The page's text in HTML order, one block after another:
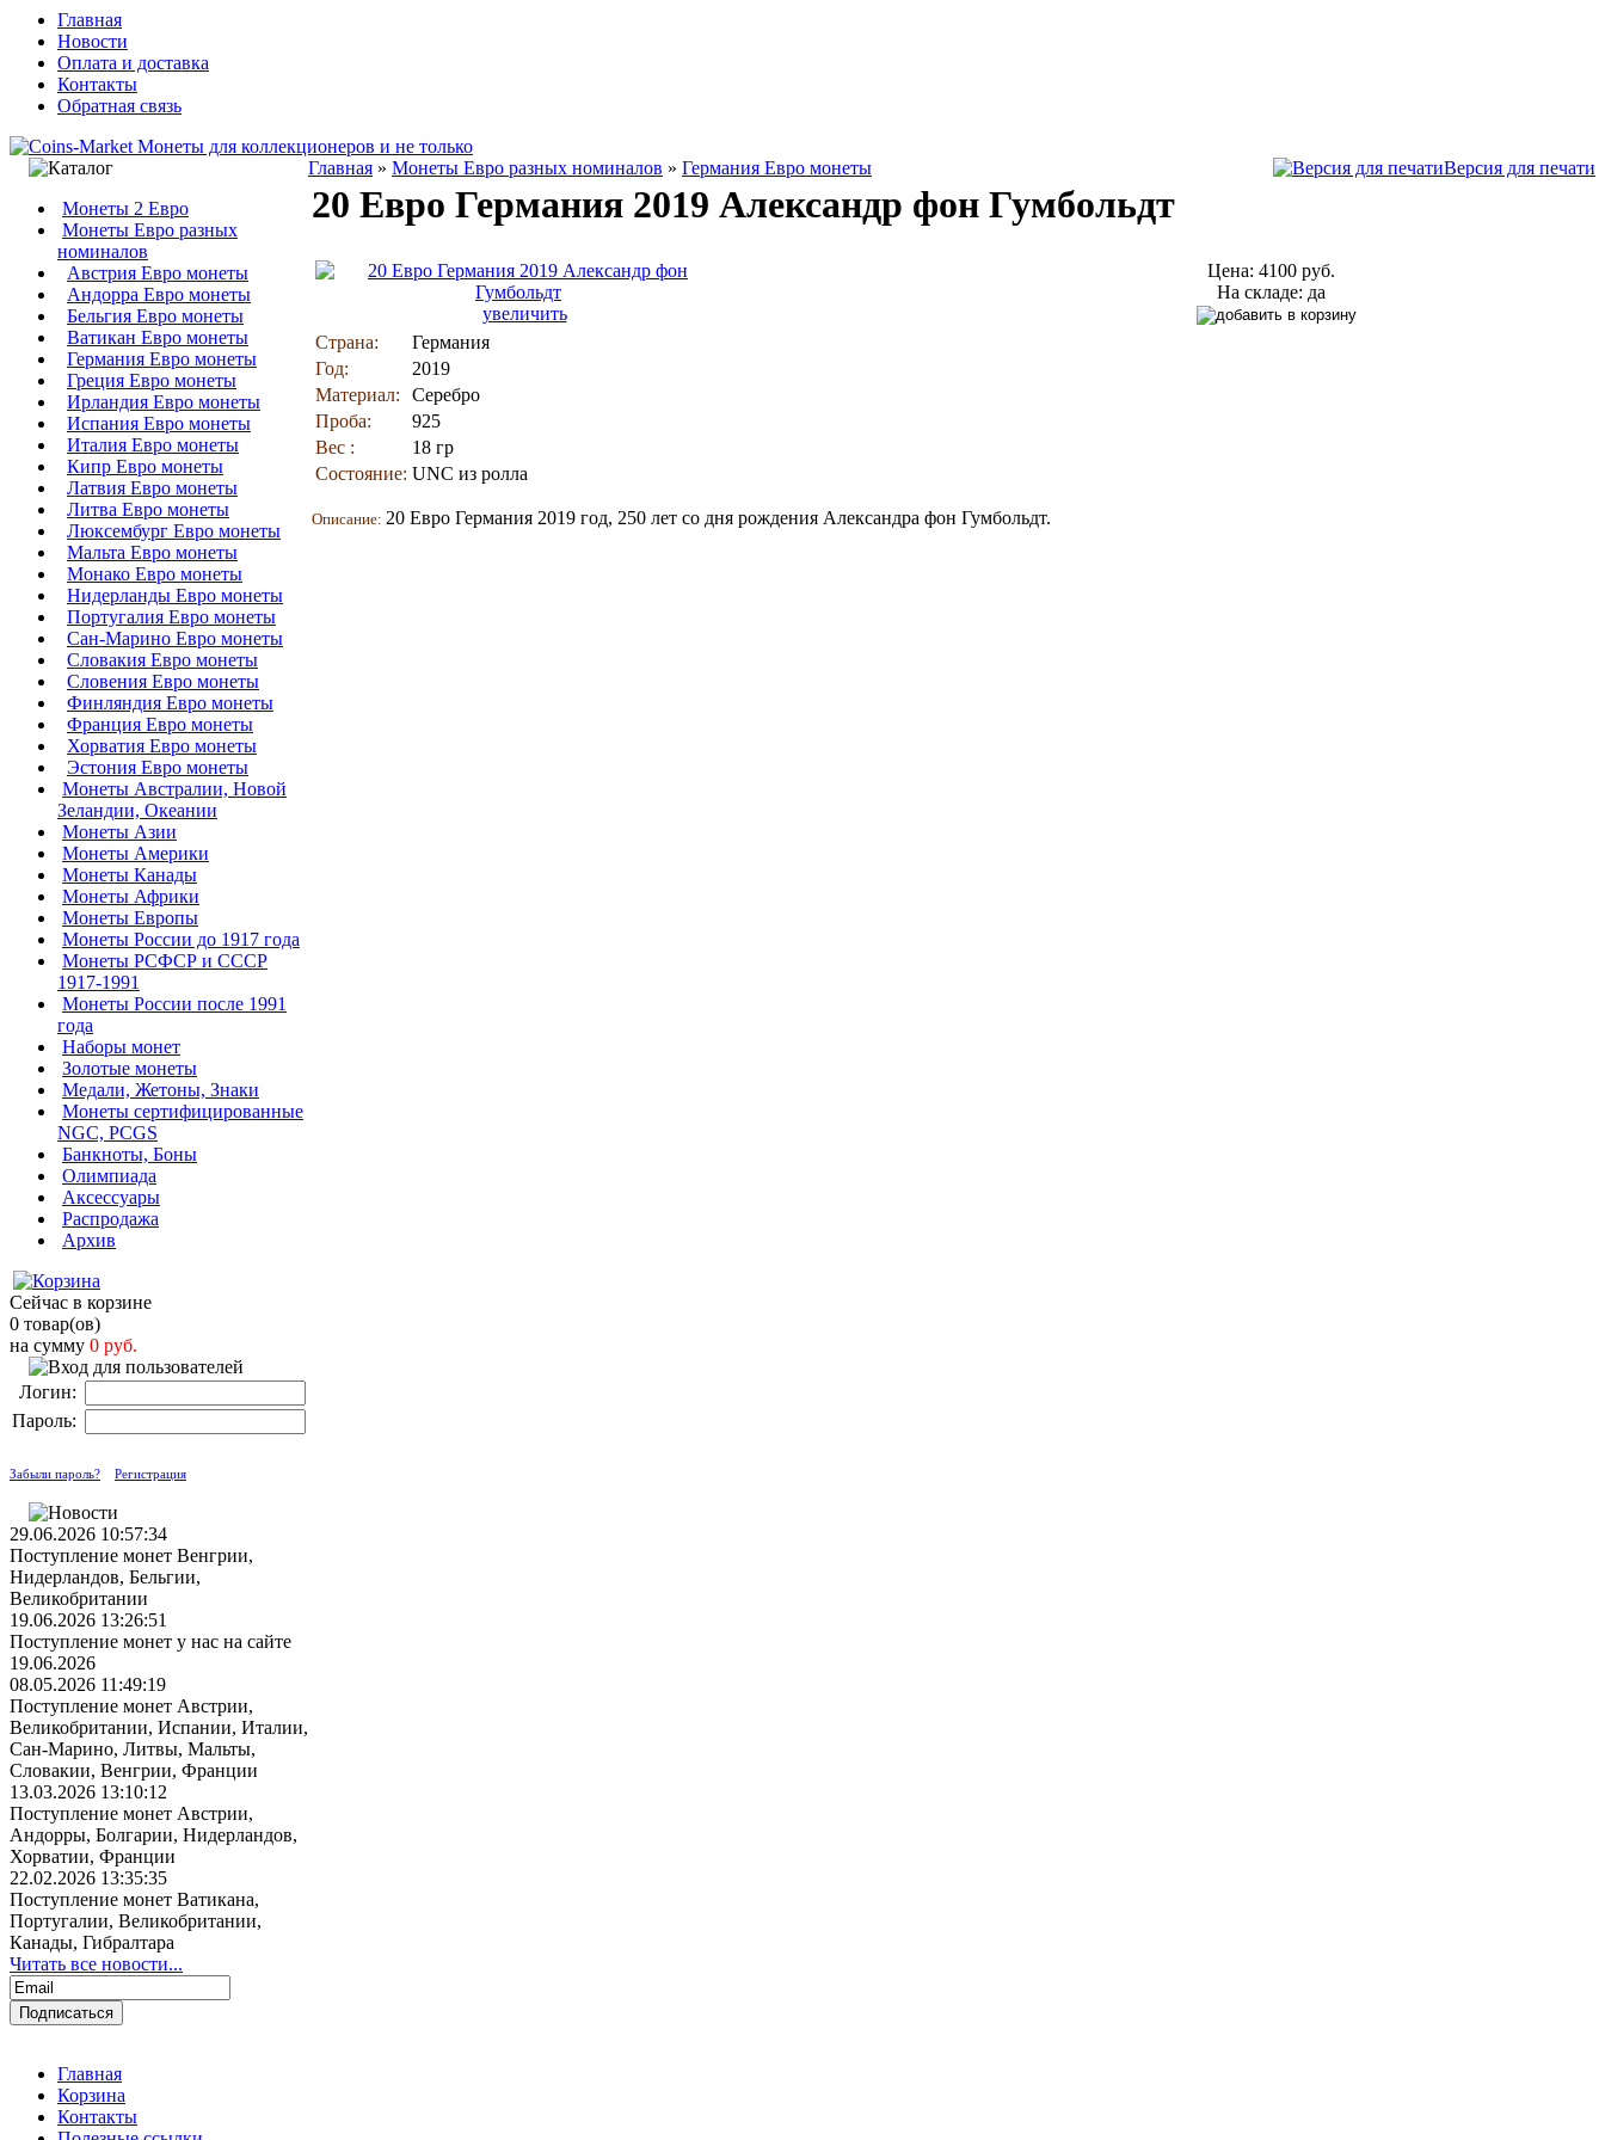
Главная
Новости
Оплата и доставка
Контакты
Обратная связь
Монеты 2 Евро
Монеты Евро разных
номиналов
Австрия Евро монеты
Андорра Евро монеты
Бельгия Евро монеты
Ватикан Евро монеты
Германия Евро монеты
Греция Евро монеты
Ирландия Евро монеты
Испания Евро монеты
Италия Евро монеты
Кипр Евро монеты
Латвия Евро монеты
Литва Евро монеты
Люксембург Евро монеты
Мальта Евро монеты
Монако Евро монеты
Нидерланды Евро монеты
Португалия Евро монеты
Сан-Марино Евро монеты
Словакия Евро монеты
Словения Евро монеты
Финляндия Евро монеты
Франция Евро монеты
Хорватия Евро монеты
Эстония Евро монеты
Монеты Австралии, Новой
Зеландии, Океании
Монеты Азии
Монеты Америки
Монеты Канады
Монеты Африки
Монеты Европы
Монеты России до 1917 года
Монеты РСФСР и СССР
1917-1991
Монеты России после 1991
года
Наборы монет
Золотые монеты
Медали, Жетоны, Знаки
Монеты сертифицированные
NGC, PCGS
Банкноты, Боны
Олимпиада
Аксессуары
Распродажа
Архив
Сейчас в корзине
0 товар(ов)
на сумму 0 руб.
Логин:
Пароль:
Забыли пароль? Регистрация
29.06.2026 10:57:34
Поступление монет Венгрии,
Нидерландов, Бельгии,
Великобритании
19.06.2026 13:26:51
Поступление монет у нас на сайте
19.06.2026
08.05.2026 11:49:19
Поступление монет Австрии,
Великобритании, Испании, Италии,
Сан-Марино, Литвы, Мальты,
Словакии, Венгрии, Франции
13.03.2026 13:10:12
Поступление монет Австрии,
Андорры, Болгарии, Нидерландов,
Хорватии, Франции
22.02.2026 13:35:35
Поступление монет Ватикана,
Португалии, Великобритании,
Канады, Гибралтара
Читать все новости...
Главная » Монеты Евро разных номиналов » Германия Евро монеты Версия для печати
20 Евро Германия 2019 Александр фон Гумбольдт
увеличить
Цена: 4100 руб.
На складе: да
Страна:
Германия
Год:
2019
Материал:
Серебро
Проба:
925
Вес :
18 гр
Состояние: UNC из ролла
Описание: 20 Евро Германия 2019 год, 250 лет со дня рождения Александра фон Гумбольдт.
Главная
Корзина
Контакты